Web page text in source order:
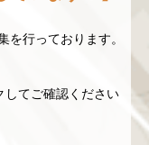
行っております。
してご確認ください